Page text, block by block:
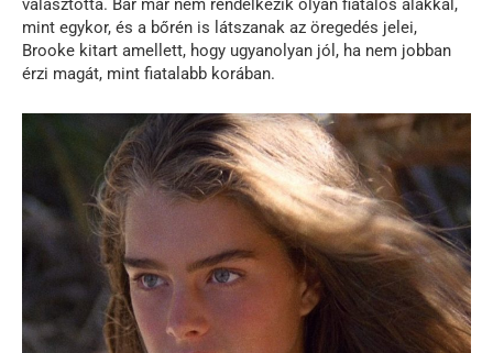
választotta. Bár már nem rendelkezik olyan fiatalos alakkal,
mint egykor, és a bőrén is látszanak az öregedés jelei,
Brooke kitart amellett, hogy ugyanolyan jól, ha nem jobban
érzi magát, mint fiatalabb korában.